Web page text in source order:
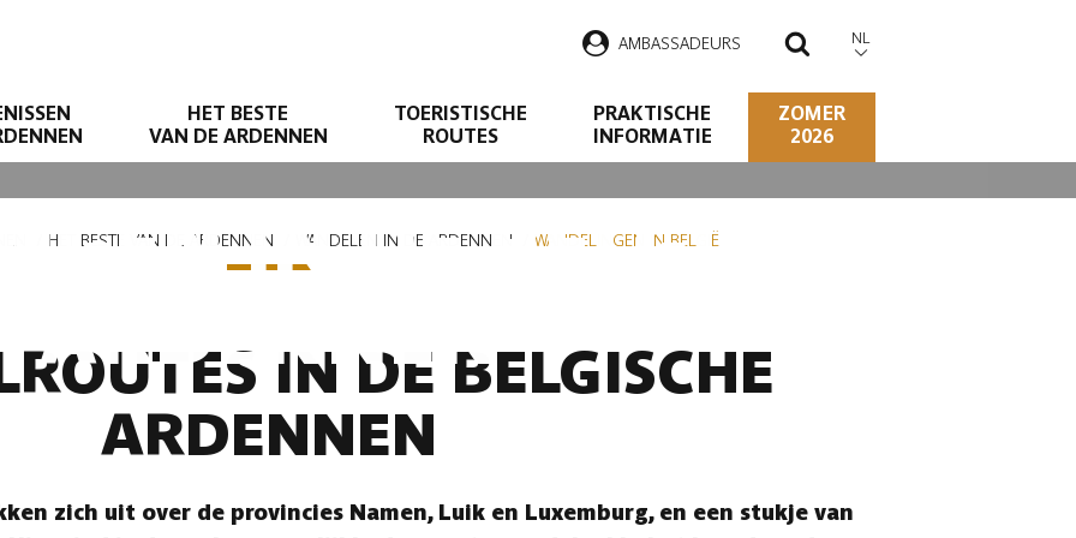
AMBASSADEURS ZOEKEN
NL
HET BESTE
VAN DE ARDENNEN
TOERISTISCHE
ROUTES
PRAKTISCHE
INFORMATIE
ZOMER
2026
IN DE BELGISCHE
ARDENNEN
HET BESTE VAN DE ARDENNEN WANDELEN IN DE ARDENNEN WANDELINGEN IN BELGIË
IN DE BELGISCHE
ARDENNEN
zich uit over de provincies Namen, Luik en Luxemburg, en een stukje van